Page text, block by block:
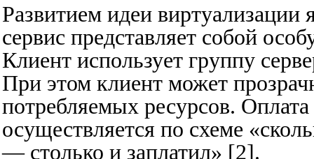
Развитием идеи виртуализации
сервис представляет собой
Клиент использует группу
При этом клиент может
потребляемых ресурсов.
осуществляется по схеме
— столько и заплатил» [2].